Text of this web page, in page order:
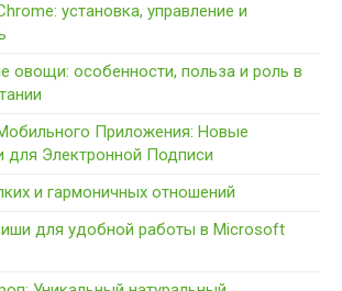
установка, управление и
овощи: особенности, польза и роль в
Приложения: Новые
для Электронной Подписи
и гармоничных отношений
для удобной работы в Microsoft